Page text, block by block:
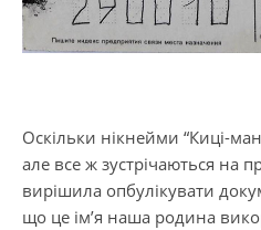
Оскільки нікнейми “Киці-
але все ж зустрічаються на
вирішила опбулікувати
що це ім’я наша родина